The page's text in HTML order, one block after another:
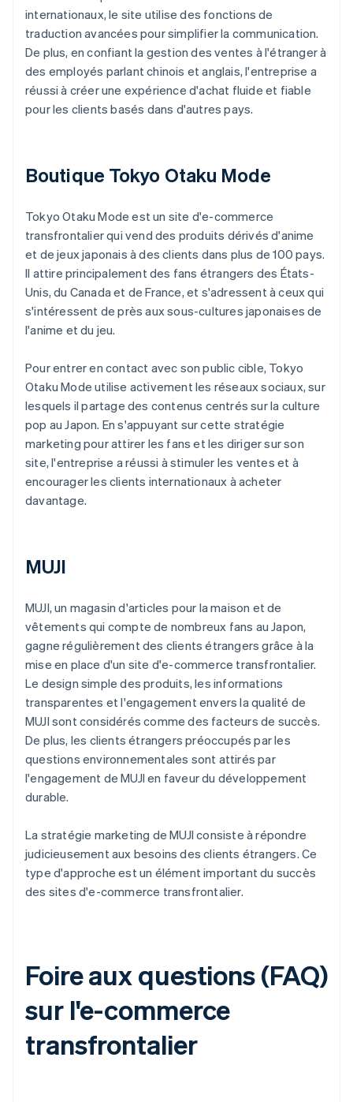
internationaux, le site utilise des fonctions de
traduction avancées pour simplifier la communication.
De plus, en confiant la gestion des ventes à l'étranger à
des employés parlant chinois et anglais, l'entreprise a
réussi à créer une expérience d'achat fluide et fiable
pour les clients basés dans d'autres pays.
Boutique Tokyo Otaku Mode
Tokyo Otaku Mode est un site d'e-commerce
transfrontalier qui vend des produits dérivés d'anime
et de jeux japonais à des clients dans plus de 100 pays.
Il attire principalement des fans étrangers des États-
Unis, du Canada et de France, et s'adressent à ceux qui
s'intéressent de près aux sous-cultures japonaises de
l'anime et du jeu.
Pour entrer en contact avec son public cible, Tokyo
Otaku Mode utilise activement les réseaux sociaux, sur
lesquels il partage des contenus centrés sur la culture
pop au Japon. En s'appuyant sur cette stratégie
marketing pour attirer les fans et les diriger sur son
site, l'entreprise a réussi à stimuler les ventes et à
encourager les clients internationaux à acheter
davantage.
MUJI
MUJI, un magasin d'articles pour la maison et de
vêtements qui compte de nombreux fans au Japon,
gagne régulièrement des clients étrangers grâce à la
mise en place d'un site d'e-commerce transfrontalier.
Le design simple des produits, les informations
transparentes et l'engagement envers la qualité de
MUJI sont considérés comme des facteurs de succès.
De plus, les clients étrangers préoccupés par les
questions environnementales sont attirés par
l'engagement de MUJI en faveur du développement
durable.
La stratégie marketing de MUJI consiste à répondre
judicieusement aux besoins des clients étrangers. Ce
type d'approche est un élément important du succès
des sites d'e-commerce transfrontalier.
Foire aux questions (FAQ)
sur l'e-commerce
transfrontalier